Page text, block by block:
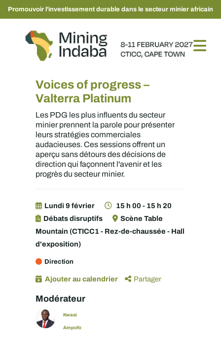
Promouvoir l'investissement durable dans le secteur minier africain
Voices of progress –
Valterra Platinum
Les PDG les plus influents du secteur
minier prennent la parole pour présenter
leurs stratégies commerciales
audacieuses. Ces sessions offrent un
aperçu sans détours des décisions de
direction qui façonnent l'avenir et les
progrès du secteur minier.
Lundi 9 février
15 h 00 - 15 h 20
Débats disruptifs
Scène Table
Mountain (CTICC1 - Rez-de-chaussée - Hall
d'exposition)
Direction
Ajouter au calendrier Partager
Modérateur
Kwasi
Ampofo